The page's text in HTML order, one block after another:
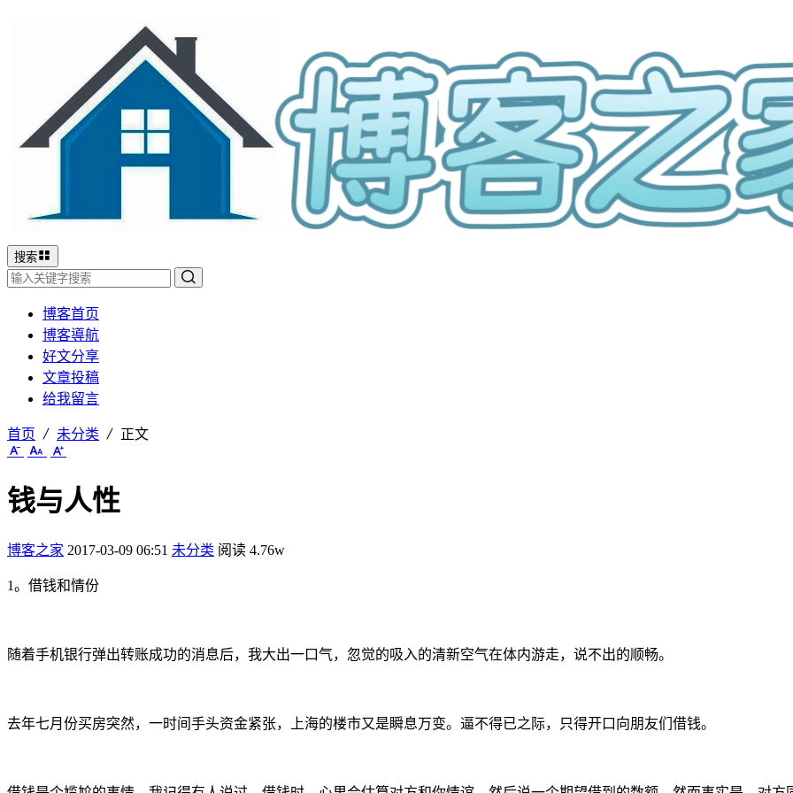
搜索
博客首页
博客導航
好文分享
文章投稿
给我留言
首页 未分类 正文
钱与人性
博客之家 2017-03-09 06:51 未分类 阅读 4.76w
1。借钱和情份
随着手机银行弹出转账成功的消息后，我大出一口气，忽觉的吸入的清新空气在体内游走，说不出的顺畅。
去年七月份买房突然，一时间手头资金紧张，上海的楼市又是瞬息万变。逼不得已之际，只得开口向朋友们借钱。